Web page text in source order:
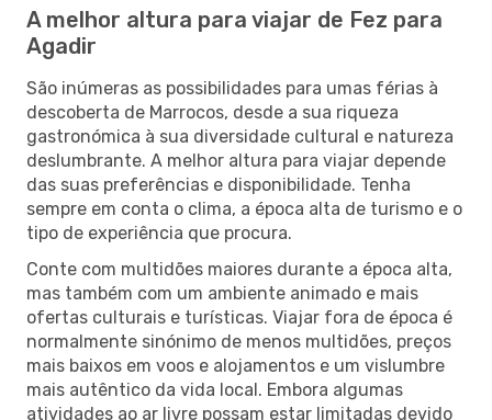
A melhor altura para viajar de Fez para
Agadir
São inúmeras as possibilidades para umas férias à
descoberta de Marrocos, desde a sua riqueza
gastronómica à sua diversidade cultural e natureza
deslumbrante. A melhor altura para viajar depende
das suas preferências e disponibilidade. Tenha
sempre em conta o clima, a época alta de turismo e o
tipo de experiência que procura.
Conte com multidões maiores durante a época alta,
mas também com um ambiente animado e mais
ofertas culturais e turísticas. Viajar fora de época é
normalmente sinónimo de menos multidões, preços
mais baixos em voos e alojamentos e um vislumbre
mais autêntico da vida local. Embora algumas
atividades ao ar livre possam estar limitadas devido